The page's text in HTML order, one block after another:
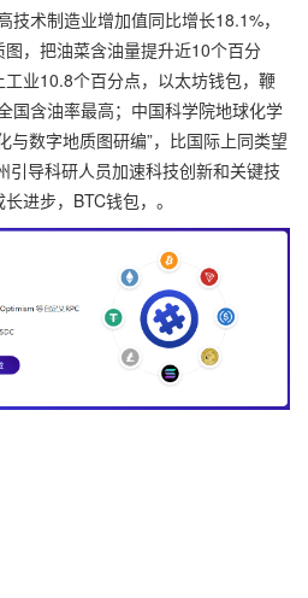
术制造业增加值同比增长18.1%，
，把油菜含油量提升近10个百分
业10.8个百分点，以太坊钱包，鞭
国含油率最高；中国科学院地球化学
与数字地质图研编”，比国际上同类望
引导科研人员加速科技创新和关键技
进步，BTC钱包，。